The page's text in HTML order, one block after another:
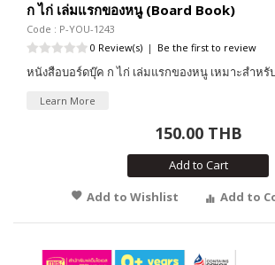
ก ไก่ เล่มแรกของหนู (Board Book)
Code : P-YOU-1243
0 Review(s) | Be the first to review
หนังสือบอร์ดบุ๊ค ก ไก่ เล่มแรกของหนู เหมาะสำหรั
Learn More
150.00 THB
Add to Cart
Add to Wishlist
Add to